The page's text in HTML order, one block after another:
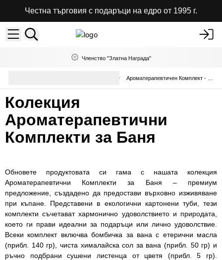
Честна търговия с подаръци на едро от 1995 г.
Членство "Златна Награда"
Колекция
Ароматерапевтични
Комплекти за Баня
Обновете продуктовата си гама с нашата колекция
Ароматерапевтични Комплекти за Баня – премиум
предложение, създадено да предостави върховно изживяване
при къпане. Представени в екологични картонени туби, тези
комплекти съчетават хармонично удоволствието и природата,
което ги прави идеални за подаръци или лично удоволствие.
Всеки комплект включва бомбичка за вана с етерични масла
(прибл. 140 гр), чиста хималайска сол за вана (прибл. 50 гр) и
ръчно подбрани сушени листенца от цветя (прибл. 5 гр).